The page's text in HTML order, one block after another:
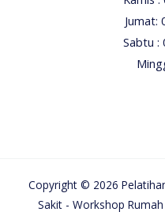
Jumat:
Sabtu :
Copyright © 2026
Sakit - Workshop